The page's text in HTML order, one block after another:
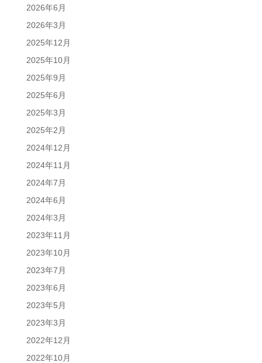
2026年6月
2026年3月
2025年12月
2025年10月
2025年9月
2025年6月
2025年3月
2025年2月
2024年12月
2024年11月
2024年7月
2024年6月
2024年3月
2023年11月
2023年10月
2023年7月
2023年6月
2023年5月
2023年3月
2022年12月
2022年10月